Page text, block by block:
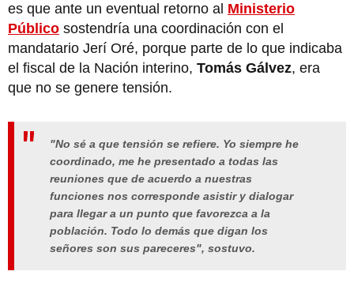
es que ante un eventual retorno al Ministerio
Público sostendría una coordinación con el
mandatario Jerí Oré, porque parte de lo que indicaba
el fiscal de la Nación interino, Tomás Gálvez, era
que no se genere tensión.
"No sé a que tensión se refiere. Yo siempre he
coordinado, me he presentado a todas las
reuniones que de acuerdo a nuestras
funciones nos corresponde asistir y dialogar
para llegar a un punto que favorezca a la
población. Todo lo demás que digan los
señores son sus pareceres", sostuvo.